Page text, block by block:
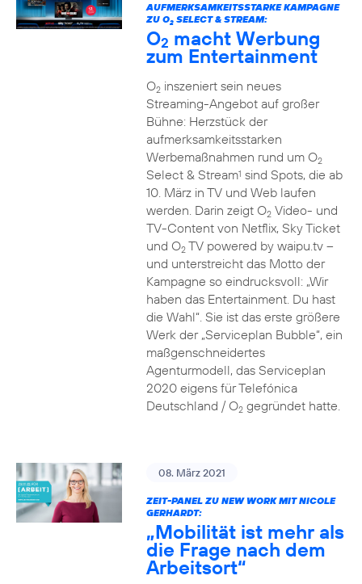
AUFMERKSAMKEITSSTARKE KAMPAGNE
ZU O2SELECT & STREAM:
O2 macht Werbung
zum Entertainment
O2inszeniert sein neues
Streaming-Angebot auf großer
Bühne: Herzstück der
aufmerksamkeitsstarken
Werbemaßnahmen rund um O2
Select & Stream1 sind Spots, die ab
10. März in TV und Web laufen
werden. Darin zeigt O2Video- und
TV-Content von Netflix, Sky Ticket
und O2TV powered by waipu.tv –
und unterstreicht das Motto der
Kampagne so eindrucksvoll: „Wir
haben das Entertainment. Du hast
die Wahl“. Sie ist das erste größere
Werk der „Serviceplan Bubble“, ein
maßgenschneidertes
Agenturmodell, das Serviceplan
2020 eigens für Telefónica
Deutschland / O2gegründet hatte.
08. März 2021
ZEIT-PANEL ZU NEW WORK MIT NICOLE
GERHARDT:
„Mobilität ist mehr als
die Frage nach dem
Arbeitsort“